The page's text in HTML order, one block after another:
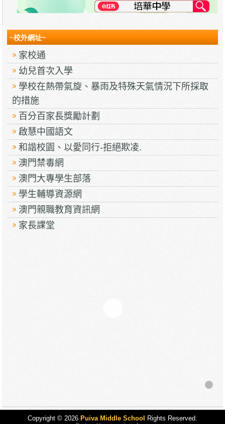
~校外網址~
家校通
幼兒首次入學
學校在熱帶氣旋、暴雨及特殊天氣情況下所採取
的措施
百分百家長獎勵計劃
啟慧中國語文
和諧校園、以愛同行-拒絕欺凌.
澳門禁毒網
澳門大專學生部落
學生輔導資源網
澳門親職教育資訊網
家長課堂
Copyright © 2026 Puiva Middle School Rights Reserved.